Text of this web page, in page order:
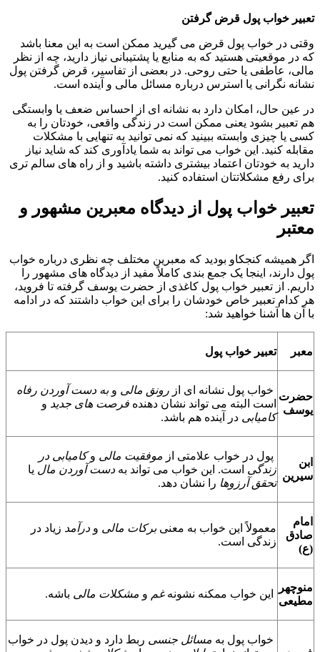
تعبیر خواب پول قرض گرفتن
وقتی در خواب پول قرض می گیرید ممکن است به این معنا باشد
که در موقعیتی هستید که به منابع یا پشتیبانی نیاز دارید، چه از نظر
مالی، عاطفی یا حتی روحی. در بعضی از تفاسیر، قرض گرفتن پول
نشانه نگرانی یا استرس درباره مسائل مالی و آینده است.
در عین حال، امکان دارد به نشانه ای از احساس ضعف یا وابستگی
هم تعبیر بشود یعنی ممکن است در زندگی واقعی، خودتان را به
کسی یا چیزی وابسته ببینید که نمی توانید به تنهایی با مشکلات
مقابله کنید. این خواب می تواند به شما یادآوری کند که شاید نیاز
دارید به خودتان اعتماد بیشتری داشته باشید و از راه های سالم ‌تری
برای رفع مشکلاتتان استفاده کنید.
تعبیر خواب پول از دیدگاه معبرین مشهور و
معتبر
اگر همیشه کنجکاو بودید که معبرین مختلف چه نظری درباره خواب
پول دارند، اینجا یک جمع بندی کاملاً مفید از دیدگاه های مشهور را
داریم. از تعبیر خواب پول کاغذی از حضرت یوسف گرفته تا فروید،
هر کدام تعبیر خاص خودشان را برای این خواب داشتند که در ادامه
با آن ها آشنا خواهید شد:
معبر تعبیر خواب پول
حضرت
یوسف
خواب پول نشانه ای از رونق مالی وبه دست آوردن رفاه
است البته می تواند نشان دهنده فرصت های جدید و
کامیابی در آینده هم باشد.
ابن
سیرین
پول در خواب علامتی از موفقیت مالی وکامیابی در
زندگی است. این خواب می تواند به دست آوردن مال یا
تحقق آرزوها را نشان دهد.
امام
صادق
(ع)
معمولاً این خواب به معنیبرکات مالی و درآمد زیاد در
زندگی است.
منوچهر
مطیعی
این خواب ممکنه نشونهغم و مشکلات مالی باشه.
خواب پول به مسائل جنسی ربط دارد و دیدن پول در خواب